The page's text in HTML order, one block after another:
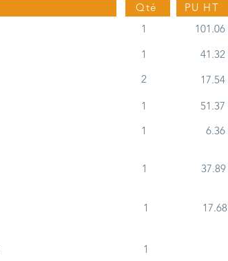
Qté PU HT
1 101.06
1
41.32
2
17.54
1 51.37
1 6.36
1 37.89
1 17.68
1